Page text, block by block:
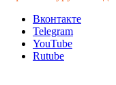
Вконтакте
Telegram
YouTube
Rutube